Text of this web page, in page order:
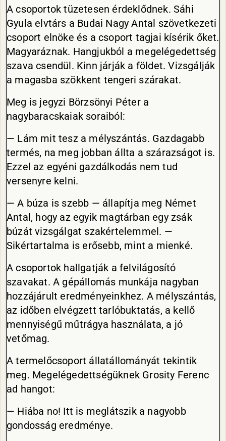
A csoportok tüzetesen érdeklődnek. Sáhi
Gyula elvtárs a Budai Nagy Antal szövetkezeti
csoport elnöke és a csoport tagjai kísérik őket.
Magyaráznak. Hangjukból a megelégedettség
szava csendül. Kinn járják a földet. Vizsgálják
a magasba szökkent tengeri szárakat.
Meg is jegyzi Börzsönyi Péter a
nagybaracskaiak soraiból:
— Lám mit tesz a mélyszántás. Gazdagabb
termés, na meg jobban állta a szárazságot is.
Ezzel az egyéni gazdálkodás nem tud
versenyre kelni.
— A búza is szebb — állapítja meg Német
Antal, hogy az egyik magtárban egy zsák
búzát vizsgálgat szakértelemmel. —
Sikértartalma is erősebb, mint a mienké.
A csoportok hallgatják a felvilágosító
szavakat. A gépállomás munkája nagyban
hozzájárult eredményeinkhez. A mélyszántás,
az időben elvégzett tarlóbuktatás, a kellő
mennyiségű műtrágya használata, a jó
vetőmag.
A termelőcsoport állatállományát tekintik
meg. Megelégedettségüknek Grosity Ferenc
ad hangot:
— Hiába no! Itt is meglátszik a nagyobb
gondosság eredménye.